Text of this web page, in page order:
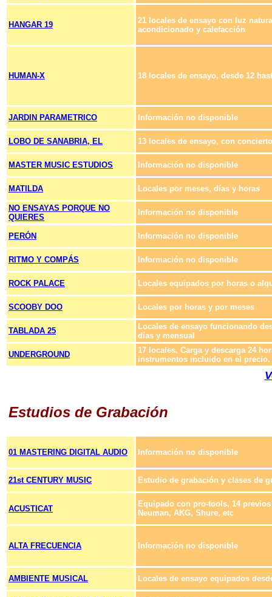
HANGAR 19
21 locales de ensayo con luz
acondicionado y calefacción
HUMAN-X 18 locales de ensayo, desde 12
JARDIN PARAMETRICO Información no disponible
LOBO DE SANABRIA, EL 13 locales de ensayo, con
MASTER MUSIC ESTUDIOS Información no disponible
MATILDA Locales por meses, días y horas
NO ENSAYAS PORQUE NO
QUIERES
Información no disponible
PERÓN Información no disponible
RITMO Y COMPÁS Información no disponible
ROCK PALACE Locales equipados por horas o
SCOOBY DOO Locales por horas y por meses
TABLADA 25
Locales de ensayo funcionando
días y mensual
UNDERGROUND
17 locales. Carga y descarga 24
instrumentos incluido en el
Estudios de Grabación
01 MASTERING DIGITAL AUDIO Información no disponible
21st CENTURY MUSIC Estudio de grabación y clases de
ACUSTICAT
Equipado con pro-tools, 14
Neuman, AKG, Shure, etc
ALTA FRECUENCIA Información no disponible
AMBIENTE MUSICAL Locales de ensayo equipados